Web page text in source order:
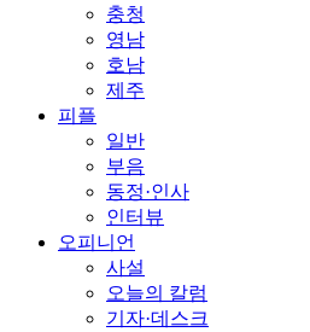
충청
영남
호남
제주
피플
일반
부음
동정·인사
인터뷰
오피니언
사설
오늘의 칼럼
기자·데스크